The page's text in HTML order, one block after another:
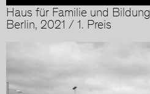
Haus für Familie und Bildung
Berlin, 2021 / 1. Preis